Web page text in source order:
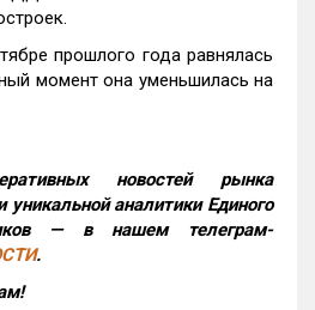
прошлого года равнялась
момент она уменьшилась на
новостей рынка
аналитики Единого
— в нашем телеграм-
.